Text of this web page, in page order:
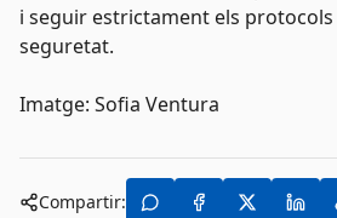
i seguir estrictament els
seguretat.
Imatge: Sofia Ventura
Compartir: